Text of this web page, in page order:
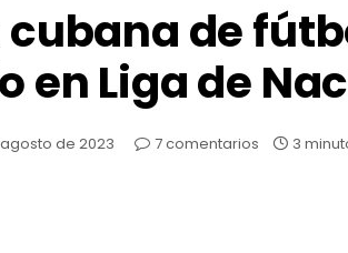
cubana de
en Liga de
de 2023 7 comentarios 3